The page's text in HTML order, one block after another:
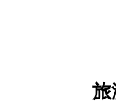
旅